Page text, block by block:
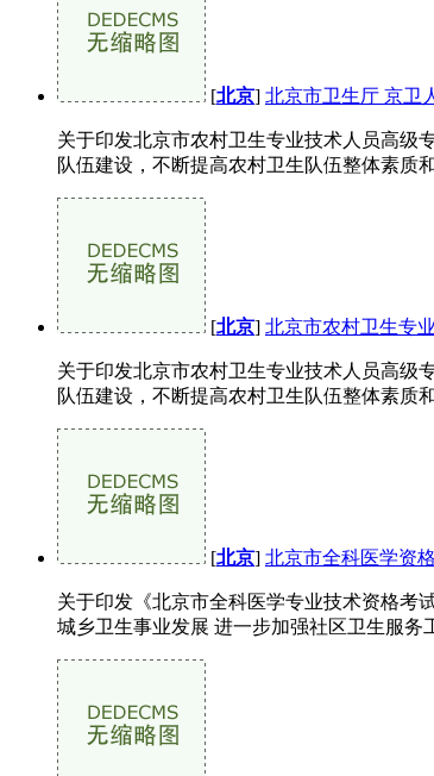
[北京] 北京市卫生厅 京卫
关于印发北京市农村卫生专业技术人员高级
队伍建设，不断提高农村卫生队伍整体素质
[北京] 北京市农村卫生专
关于印发北京市农村卫生专业技术人员高级
队伍建设，不断提高农村卫生队伍整体素质
[北京] 北京市全科医学资
关于印发《北京市全科医学专业技术资格考
城乡卫生事业发展 进一步加强社区卫生服务